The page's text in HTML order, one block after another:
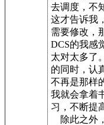
去调度，不
这才告诉我
需要修改，
DCS的我感
太对太多了
的同时，认
不再是那样
我就会拿着
习，不断提
除此之外